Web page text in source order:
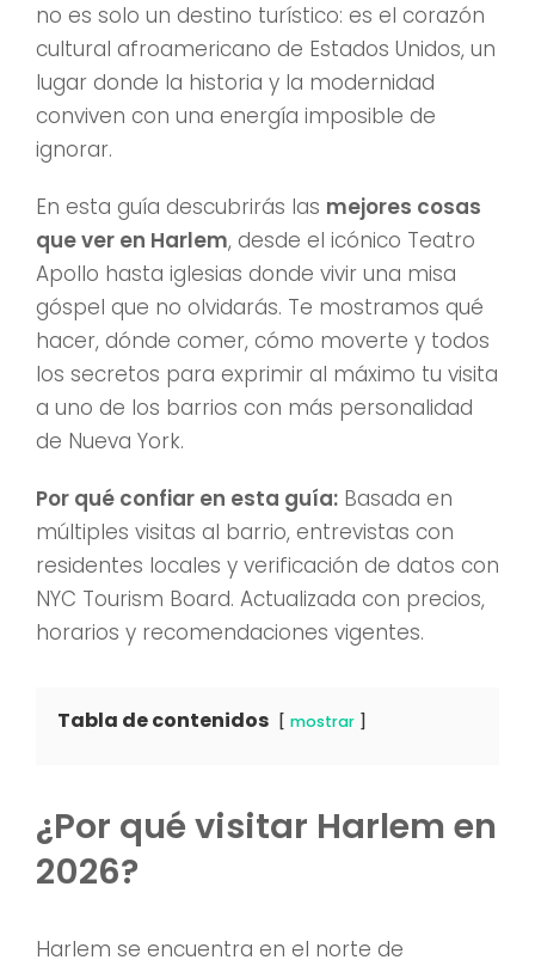
no es solo un destino turístico: es el corazón
cultural afroamericano de Estados Unidos, un
lugar donde la historia y la modernidad
conviven con una energía imposible de
ignorar.
En esta guía descubrirás las mejores cosas
que ver en Harlem, desde el icónico Teatro
Apollo hasta iglesias donde vivir una misa
góspel que no olvidarás. Te mostramos qué
hacer, dónde comer, cómo moverte y todos
los secretos para exprimir al máximo tu visita
a uno de los barrios con más personalidad
de Nueva York.
Por qué confiar en esta guía: Basada en
múltiples visitas al barrio, entrevistas con
residentes locales y verificación de datos con
NYC Tourism Board. Actualizada con precios,
horarios y recomendaciones vigentes.
Tabla de contenidos mostrar
¿Por qué visitar Harlem en
2026?
Harlem se encuentra en el norte de